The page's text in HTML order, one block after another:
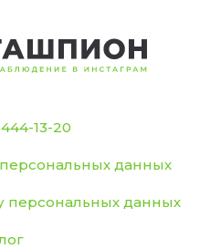
13-20
данных
персональных данных